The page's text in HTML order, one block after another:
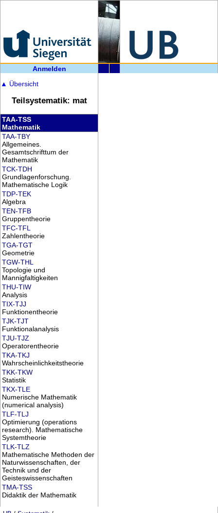
Anmelden
▲ Übersicht
Teilsystematik: mat
TAA-TSS
Mathematik
TAA-TBY
Allgemeines.
Gesamtschrifttum der
Mathematik
TCK-TDH
Grundlagenforschung.
Mathematische Logik
TDP-TEK
Algebra
TEN-TFB
Gruppentheorie
TFC-TFL
Zahlentheorie
TGA-TGT
Geometrie
TGW-THL
Topologie und
Mannigfaltigkeiten
THU-TIW
Analysis
TIX-TJJ
Funktionentheorie
TJK-TJT
Funktionalanalysis
TJU-TJZ
Operatorentheorie
TKA-TKJ
Wahrscheinlichkeitstheorie
TKK-TKW
Statistik
TKX-TLE
Numerische Mathematik
(numerical analysis)
TLF-TLJ
Optimierung (operations
research). Mathematische
Systemtheorie
TLK-TLZ
Mathematische Methoden der
Naturwissenschaften, der
Technik und der
Geisteswissenschaften
TMA-TSS
Didaktik der Mathematik